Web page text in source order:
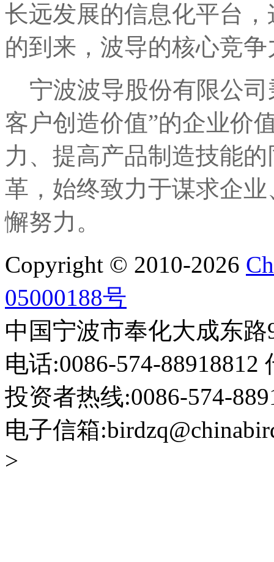
长远发展的信息化平台
的到来，波导的核心竞
宁波波导股份有限公司
客户创造价值”的企业价
力、提高产品制造技能
革，始终致力于谋求企
懈努力。
Copyright © 2010-2026
05000188号
中国宁波市奉化大成东路
电话:0086-574-88918812
投资者热线:0086-574-
电子信箱
>